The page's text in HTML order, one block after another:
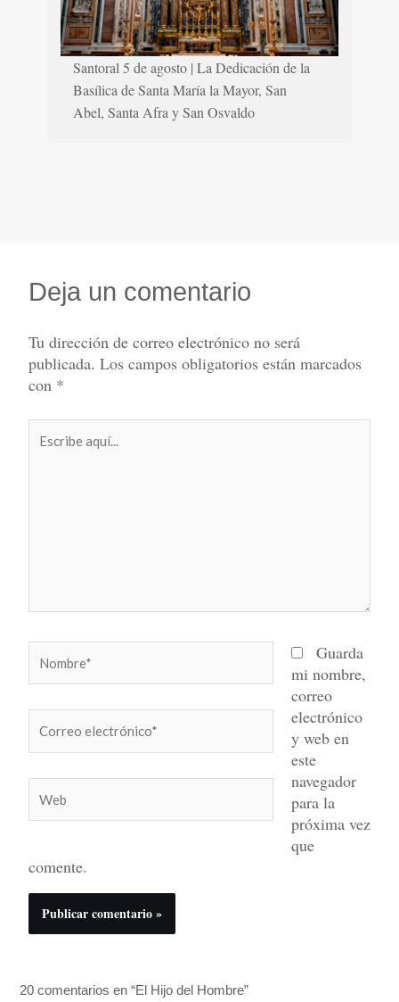
Santoral 5 de agosto | La Dedicación de la
Basílica de Santa María la Mayor, San
Abel, Santa Afra y San Osvaldo
Deja un comentario
Tu dirección de correo electrónico no será
publicada. Los campos obligatorios están marcados
con *
aquí...
electrónico*
Guarda
mi nombre,
correo
electrónico
y web en
este
navegador
para la
próxima vez
que
comente.
20 comentarios en “El Hijo del Hombre”